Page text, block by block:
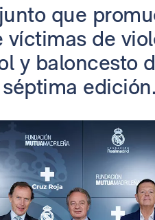
que
víctimas de
y baloncesto
edición.